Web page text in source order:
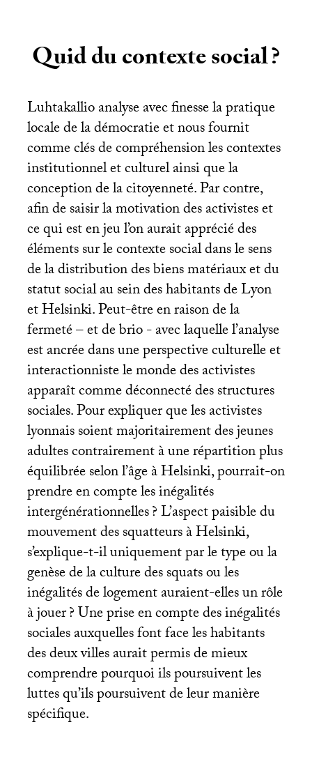
Quid du contexte social?
Luhtakallio analyse avec finesse la pratique
locale de la démocratie et nous fournit
comme clés de compréhension les contextes
institutionnel et culturel ainsi que la
conception de la citoyenneté. Par contre,
afin de saisir la motivation des activistes et
ce qui est en jeu l’on aurait apprécié des
éléments sur le contexte social dans le sens
de la distribution des biens matériaux et du
statut social au sein des habitants de Lyon
et Helsinki. Peut-être en raison de la
fermeté – et de brio - avec laquelle l’analyse
est ancrée dans une perspective culturelle et
interactionniste le monde des activistes
apparaît comme déconnecté des structures
sociales. Pour expliquer que les activistes
lyonnais soient majoritairement des jeunes
adultes contrairement à une répartition plus
équilibrée selon l’âge à Helsinki, pourrait-on
prendre en compte les inégalités
intergénérationnelles? L’aspect paisible du
mouvement des squatteurs à Helsinki,
s’explique-t-il uniquement par le type ou la
genèse de la culture des squats ou les
inégalités de logement auraient-elles un rôle
à jouer? Une prise en compte des inégalités
sociales auxquelles font face les habitants
des deux villes aurait permis de mieux
comprendre pourquoi ils poursuivent les
luttes qu’ils poursuivent de leur manière
spécifique.